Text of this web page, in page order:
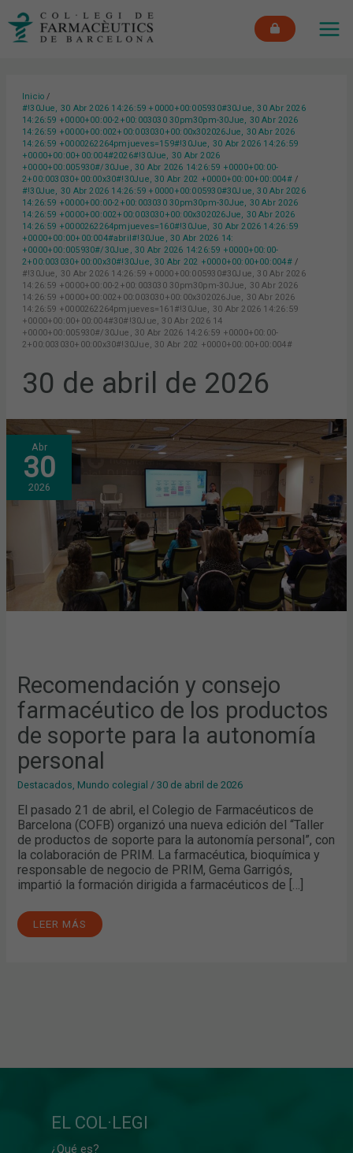
Inicio
#!30Jue, 30 Abr 2026 14:26:59 +0000+00:005930#30Jue, 30 Abr 2026
14:26:59 +0000+00:00-2+00:003030 30pm30pm-30Jue, 30 Abr 2026
14:26:59 +0000+00:002+00:003030+00:00x302026Jue, 30 Abr 2026
14:26:59 +0000262264pmjueves=159#!30Jue, 30 Abr 2026 14:26:59
+0000+00:00+00:004#2026#!30Jue, 30 Abr 2026
+0000+00:005930#/30Jue, 30 Abr 2026 14:26:59 +0000+00:00-
2+00:003030+00:00x30#!30Jue, 30 Abr 202 +0000+00:00+00:004#
#!30Jue, 30 Abr 2026 14:26:59 +0000+00:005930#30Jue, 30 Abr 2026
14:26:59 +0000+00:00-2+00:003030 30pm30pm-30Jue, 30 Abr 2026
14:26:59 +0000+00:002+00:003030+00:00x302026Jue, 30 Abr 2026
14:26:59 +0000262264pmjueves=160#!30Jue, 30 Abr 2026 14:26:59
+0000+00:00+00:004#abril#!30Jue, 30 Abr 2026 14:
+0000+00:005930#/30Jue, 30 Abr 2026 14:26:59 +0000+00:00-
2+00:003030+00:00x30#!30Jue, 30 Abr 202 +0000+00:00+00:004#
#!30Jue, 30 Abr 2026 14:26:59 +0000+00:005930#30Jue, 30 Abr 2026
14:26:59 +0000+00:00-2+00:003030 30pm30pm-30Jue, 30 Abr 2026
14:26:59 +0000+00:002+00:003030+00:00x302026Jue, 30 Abr 2026
14:26:59 +0000262264pmjueves=161#!30Jue, 30 Abr 2026 14:26:59
+0000+00:00+00:004#30#!30Jue, 30 Abr 2026 14
+0000+00:005930#/30Jue, 30 Abr 2026 14:26:59 +0000+00:00-
2+00:003030+00:00x30#!30Jue, 30 Abr 202 +0000+00:00+00:004#
30 de abril de 2026
Abr
30
2026
Recomendación y consejo
farmacéutico de los productos
de soporte para la autonomía
personal
Destacados, Mundo colegial /30 de abril de 2026
El pasado 21 de abril, el Colegio de Farmacéuticos de
Barcelona (COFB) organizó una nueva edición del “Taller
de productos de soporte para la autonomía personal”, con
la colaboración de PRIM. La farmacéutica, bioquímica y
responsable de negocio de PRIM, Gema Garrigós,
impartió la formación dirigida a farmacéuticos de […]
RECOMENDACIÓN
Y
CONSEJO
FARMACÉUTICO
DE
LOS
PRODUCTOS
SOPORTE
PARA
AUTONOMÍA
PERSONAL
LEER MÁS
EL COL·LEGI
¿Qué es?